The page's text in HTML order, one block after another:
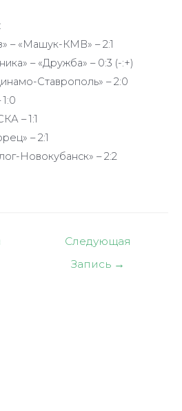
– «Машук-КМВ» – 2:1
– «Дружба» – 0:3 (-:+)
Ставрополь» – 2:0
– 1:1
– 2:1
Новокубанск» – 2:2
Следующая
Запись →